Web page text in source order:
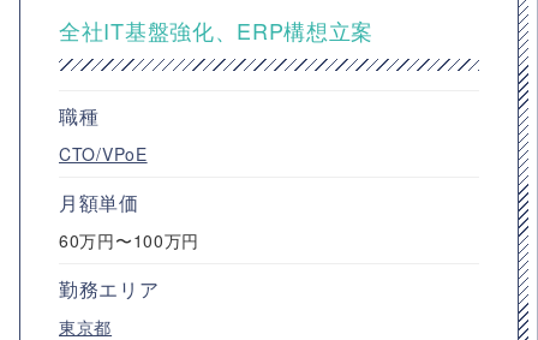
全社IT基盤強化、ERP構想立案
職種
CTO/VPoE
月額単価
60万円〜100万円
勤務エリア
東京都